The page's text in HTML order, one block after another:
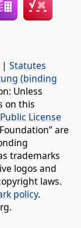
| Statutes
(binding
Unless
on this
License
are
trademarks
logos and
laws.
policy.